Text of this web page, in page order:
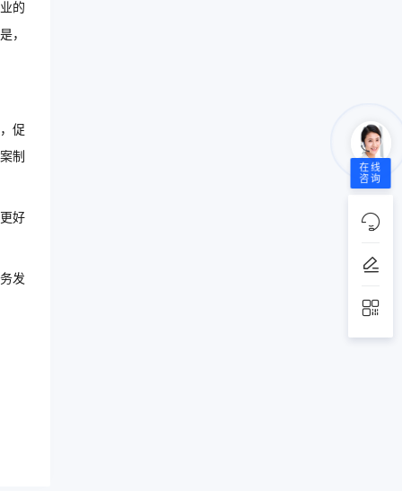
的
，
促
制
好
发
在线
咨询